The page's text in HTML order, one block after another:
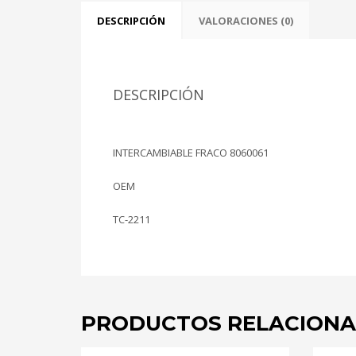
DESCRIPCIÓN VALORACIONES (0)
DESCRIPCIÓN
INTERCAMBIABLE FRACO 8060061
OEM
TC-2211
PRODUCTOS